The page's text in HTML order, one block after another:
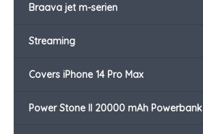
Braava jet m-serien
Streaming
Covers iPhone 14 Pro Max
Power Stone II 20000 mAh Powerbank